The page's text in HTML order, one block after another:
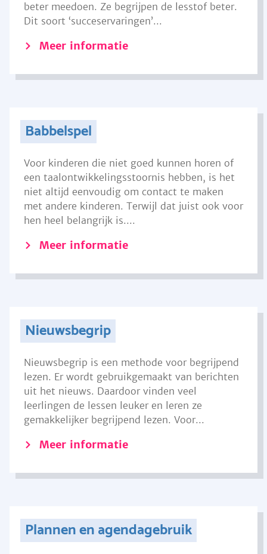
beter meedoen. Ze begrijpen de lesstof beter.
Dit soort ‘succeservaringen’...
Meer informatie
Babbelspel
Voor kinderen die niet goed kunnen horen of
een taalontwikkelingsstoornis hebben, is het
niet altijd eenvoudig om contact te maken
met andere kinderen. Terwijl dat juist ook voor
hen heel belangrijk is....
Meer informatie
Nieuwsbegrip
Nieuwsbegrip is een methode voor begrijpend
lezen. Er wordt gebruikgemaakt van berichten
uit het nieuws. Daardoor vinden veel
leerlingen de lessen leuker en leren ze
gemakkelijker begrijpend lezen. Voor...
Meer informatie
Plannen en agendagebruik